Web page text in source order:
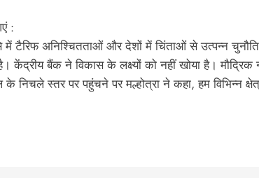
:
टैरिफ अनिश्चितताओं और देशों में चिंताओं से उत्पन्न
बैंक ने विकास के लक्ष्यों को नहीं खोया है। मौद्रिक
के निचले स्तर पर पहुंचने पर मल्होत्रा ने कहा, हम विभिन्न